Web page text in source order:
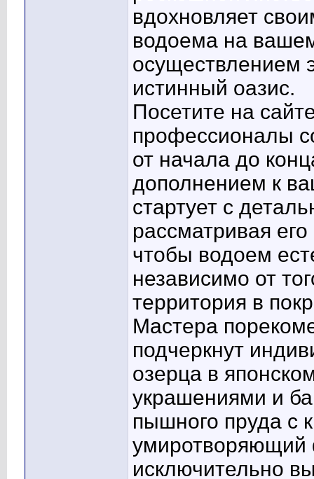
вдохновляет
водоема на
осуществлением
истинный оазис.
Посетите на
профессионалы
от начала до
дополнением к
стартует с
рассматривая
чтобы водоем
независимо от
территория в
Мастера
подчеркнут
озерца в
украшениями и
пышного пруда с
исключительно